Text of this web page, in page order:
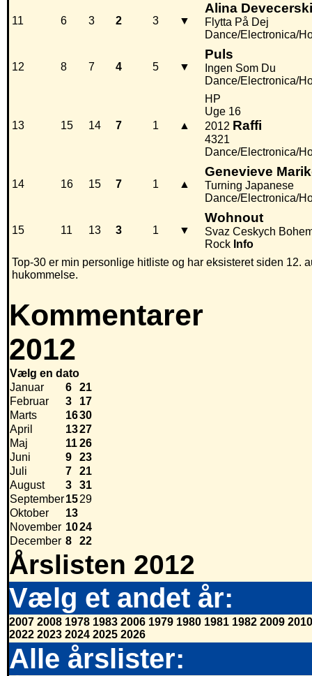
11 6 3 2 3 ▼
Alina Devecerski
Flytta På Dej
Dance/Electronica/
12 8 7 4 5 ▼
Puls
Ingen Som Du
Dance/Electronica/
13 15 14 7 1 ▲
HP
Uge 16
2012 Raffi
4321
Dance/Electronica/
14 16 15 7 1 ▲
Genevieve
Turning Japanese
Dance/Electronica/
15 11 13 3 1 ▼
Wohnout
Svaz Ceskych
Rock Info
Top-30 er min personlige hitliste og har eksisteret siden 12.
hukommelse.
Kommentarer
2012
Vælg en dato
Januar
6
21
Februar
3
17
Marts
1630
April
1327
Maj
1126
Juni
9
23
Juli
7
21
August
3
31
September1529
Oktober
13
November 1024
December 8 22
Årslisten 2012
Vælg et andet år:
2007 2008 1978 1983 2006 1979 1980 1981 1982 2009 2010
2022 2023 2024 2025 2026
Alle årslister: